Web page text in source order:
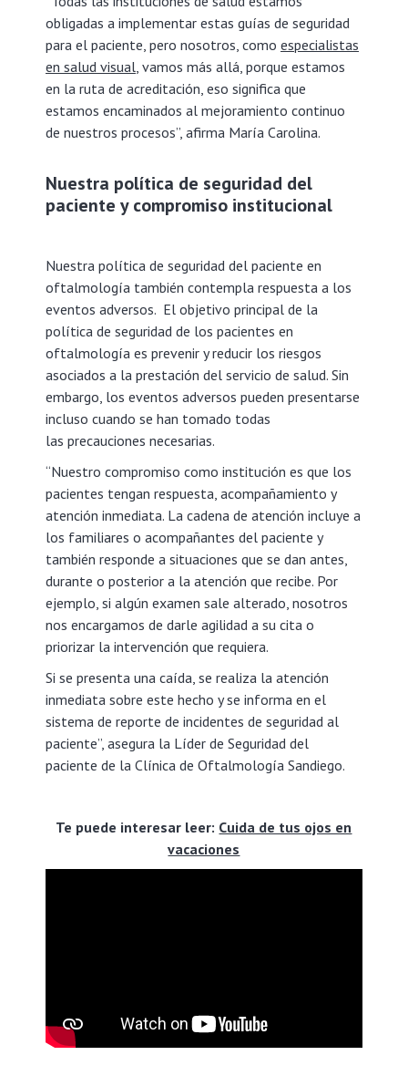
obligadas a implementar estas guías de seguridad
para el paciente, pero nosotros, como especialistas
en salud visual, vamos más allá, porque estamos
en la ruta de acreditación, eso significa que
estamos encaminados al mejoramiento continuo
de nuestros procesos”, afirma María Carolina.
Nuestra política de seguridad del
paciente y compromiso institucional
Nuestra política de seguridad del paciente en
oftalmología también contempla respuesta a los
eventos adversos. El objetivo principal de la
política de seguridad de los pacientes en
oftalmología es prevenir y reducir los riesgos
asociados a la prestación del servicio de salud. Sin
embargo, los eventos adversos pueden presentarse
incluso cuando se han tomado todas
las precauciones necesarias.
“Nuestro compromiso como institución es que los
pacientes tengan respuesta, acompañamiento y
atención inmediata. La cadena de atención incluye a
los familiares o acompañantes del paciente y
también responde a situaciones que se dan antes,
durante o posterior a la atención que recibe. Por
ejemplo, si algún examen sale alterado, nosotros
nos encargamos de darle agilidad a su cita o
priorizar la intervención que requiera.
Si se presenta una caída, se realiza la atención
inmediata sobre este hecho y se informa en el
sistema de reporte de incidentes de seguridad al
paciente”, asegura la Líder de Seguridad del
paciente de la Clínica de Oftalmología Sandiego.
Te puede interesar leer: Cuida de tus ojos en
vacaciones